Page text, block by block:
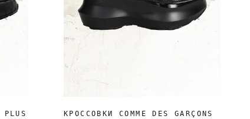
PLUS
КРОССОВКИ COMME DES GARÇONS